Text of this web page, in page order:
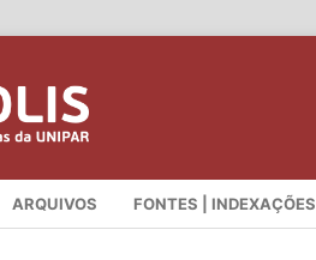
ARQUIVOS FONTES | INDEXAÇÕES